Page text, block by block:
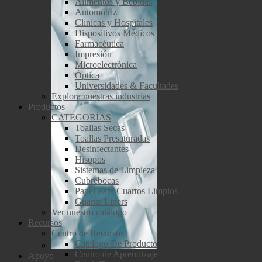
Apoyo
Automotriz
Clinicas y Hospitales
Dispositivos Médicos
Farmacéutica
Impresión
Microelectrónica
Óptica
Universidades & Facultades
Explora nuestras industrias
Productos
CATEGORÍAS
Toallas Secas
Toallas Presaturadas
Desinfectantes
Hisopos
Sistemas de Limpieza
Cubrebocas
Papel Para Cuartos Limpios
Guante Liners
Ver nuestro catálogo
Recursos
Centro de Recursos
Catalogo De Producto
Centro de Aprendizaje